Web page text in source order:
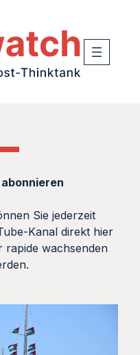
Sie jederzeit
Kanal direkt hier
rapide wachsenden